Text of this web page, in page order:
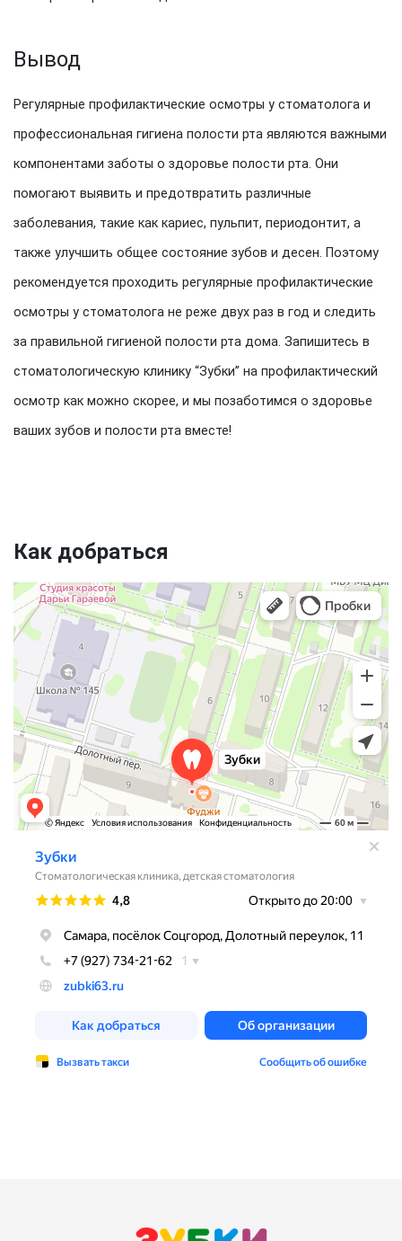
Вывод
Регулярные профилактические осмотры у стоматолога и
профессиональная гигиена полости рта являются важными
компонентами заботы о здоровье полости рта. Они
помогают выявить и предотвратить различные
заболевания, такие как кариес, пульпит, периодонтит, а
также улучшить общее состояние зубов и десен. Поэтому
рекомендуется проходить регулярные профилактические
осмотры у стоматолога не реже двух раз в год и следить
за правильной гигиеной полости рта дома. Запишитесь в
стоматологическую клинику “Зубки” на профилактический
осмотр как можно скорее, и мы позаботимся о здоровье
ваших зубов и полости рта вместе!
Как добраться